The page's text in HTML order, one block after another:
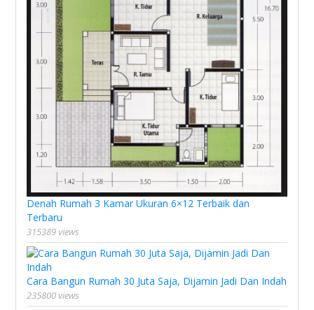
Denah Rumah 3 Kamar Ukuran 6×12 Terbaik dan
Terbaru
315389 views
Cara Bangun Rumah 30 Juta Saja, Dijamin Jadi Dan Indah
235800 views